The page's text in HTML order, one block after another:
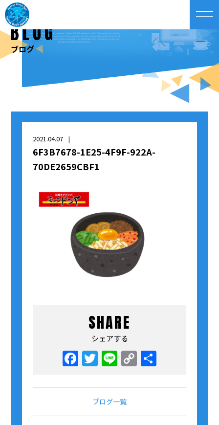
BLOG
ブログ
2021.04.07
6F3B7678-1E25-4F9F-922A-
70DE2659CBF1
SHARE
シェアする
Facebook
Twitter
LineCopy
ブログ一覧